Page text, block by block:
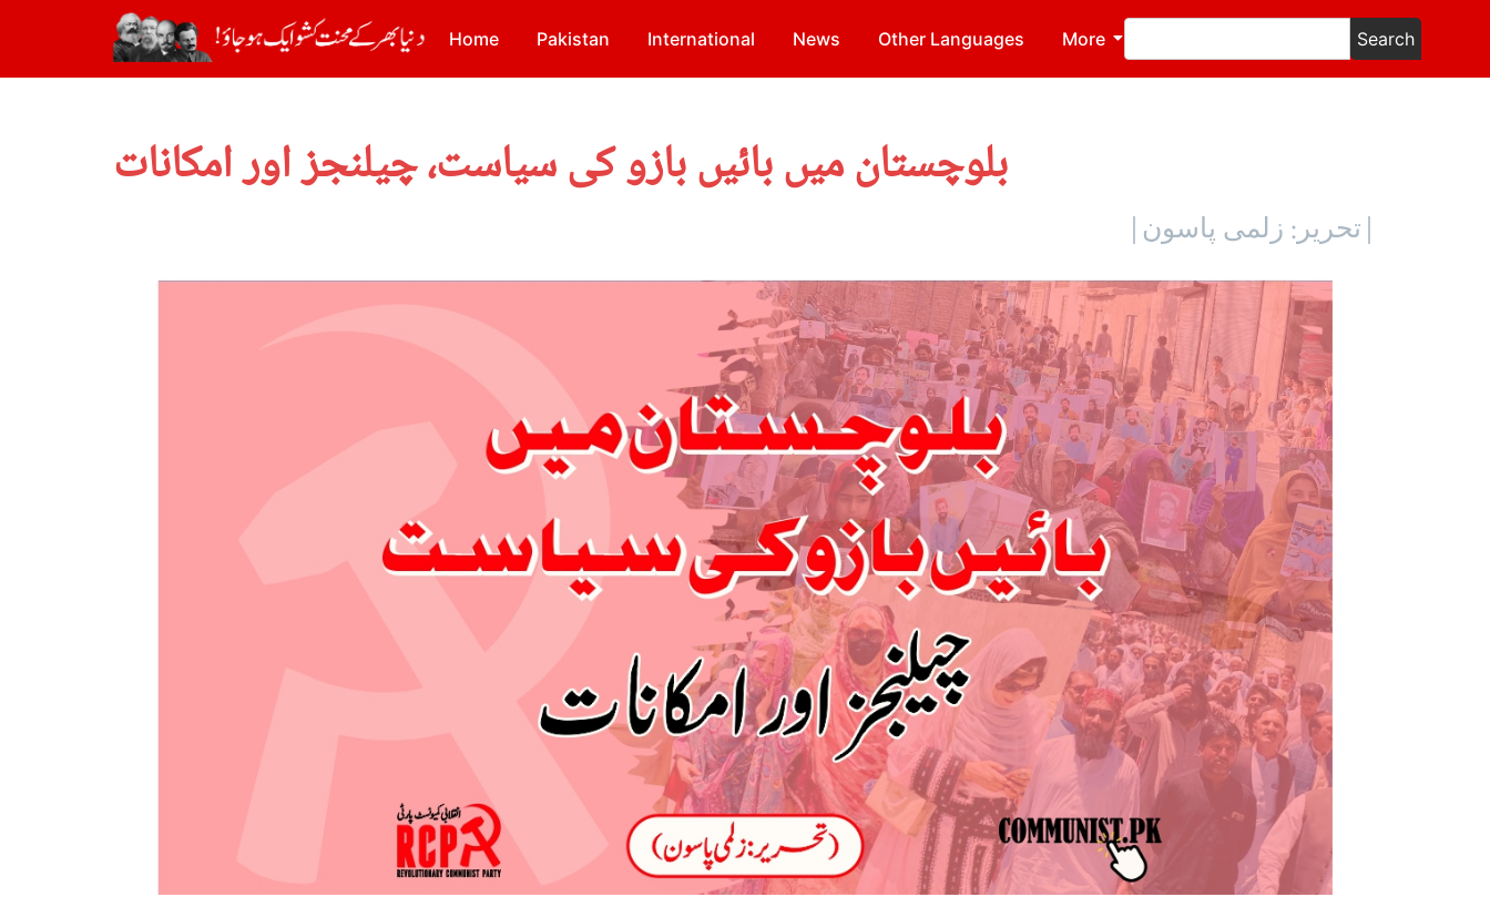
Home Pakistan International News Other Languages More Search
بلوچستان میں بائیں بازو کی سیاست، چیلنجز اور امکانات
|تحریر: زلمی پاسون|